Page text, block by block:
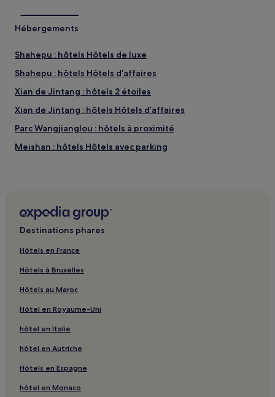
Hébergements
Shahepu : hôtels Hôtels de luxe
Shahepu : hôtels Hôtels d’affaires
Xian de Jintang : hôtels 2 étoiles
Xian de Jintang : hôtels Hôtels d’affaires
Parc Wangjianglou : hôtels à proximité
Meishan : hôtels Hôtels avec parking
Université du Sichuan : hôtels à proximité
Jianyang : hôtels Hôtels avec parking
Station Renmin Road North : hôtels à proximité
Station Place Tianfu : hôtels à proximité
Chengdu : hôtels Hôtels avec parking
Chengdu : hôtels Hôtels avec centre de fitness
Chengdu : hôtels Hôtels avec petit-déjeuner gratuit
Chengdu : Appart’hôtels
Chengdu : hôtels 3 étoiles
Chengdu : hôtels Hôtels LGBTQIA+ friendly
Destinations phares
Hôtels en France
Hôtels à Bruxelles
Hôtels au Maroc
Hôtel en Royaume-Uni
hôtel en Italie
hôtel en Autriche
Hôtels en Espagne
hôtel en Monaco